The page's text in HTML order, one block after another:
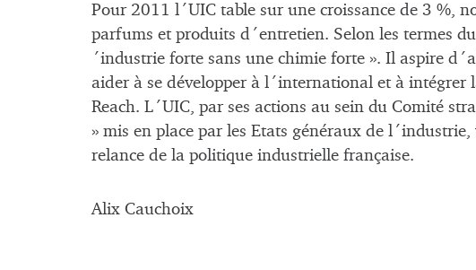
Pour 2011 l´UIC table sur une croissance de 3 %,
parfums et produits d´entretien. Selon les termes
´industrie forte sans une chimie forte ». Il aspire
aider à se développer à l´international et à intégrer
Reach. L´UIC, par ses actions au sein du Comité
» mis en place par les Etats généraux de
relance de la politique industrielle française.
Alix Cauchoix